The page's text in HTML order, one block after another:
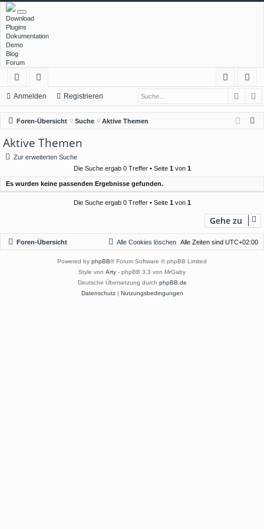
Download
Plugins
Dokumentation
Demo
Blog
Forum
ch
ne
llz
ug
f
or
en
m
el
ist
rie
Anmelden Registrieren
Foren-Übersicht Suche Aktive Themen
Aktive Themen
Zur erweiterten Suche
Die Suche ergab 0 Treffer • Seite 1von 1
Es wurden keine passenden Ergebnisse gefunden.
Die Suche ergab 0 Treffer • Seite 1von 1
Gehe zu
Foren-Übersicht Alle Zeiten sind UTC+02:00
Alle Cookies löschen
Powered by phpBB® Forum Software © phpBB Limited
Style von Arty - phpBB 3.3 von MrGaby
Deutsche Übersetzung durch phpBB.de
Datenschutz| Nutzungsbedingungen